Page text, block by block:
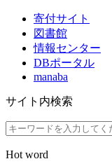
寄付サイト
図書館
情報センター
DBポータル
manaba
サイト内検索
Hot word